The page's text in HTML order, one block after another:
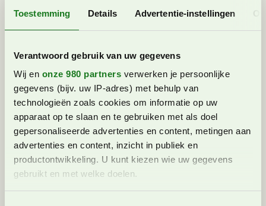
Toestemming Details Advertentie-instellingen
Verantwoord gebruik van uw gegevens
Wij en onze 980 partners verwerken je persoonlijke
gegevens (bijv. uw IP-adres) met behulp van
technologieën zoals cookies om informatie op uw
apparaat op te slaan en te gebruiken met als doel
gepersonaliseerde advertenties en content, metingen aan
advertenties en content, inzicht in publiek en
productontwikkeling. U kunt kiezen wie uw gegevens
gebruikt en met welke doelen.
skipassen in het hotel kopen. Vergeet niet de skipassen
naderhand weer in te leveren, op de meeste skipassen
inlevert. Daarnaast zijn er vaak ook speciale
familieskipassen, die soms ook wat voordeliger zijn.
het overzicht van kindvriendelijke skiregio’s in
Oostenrijk, hebben we de skipasprijzen erbij vermeld.
Tip: Maak ook een foto van de skipassen en sla deze op
in je telefoon. Mocht je je skipas kwijtraken, dan kan je
hiermee naar de kassa en hopelijk een nieuwe
ontvangen.
6: Regel je skilessen van tevoren